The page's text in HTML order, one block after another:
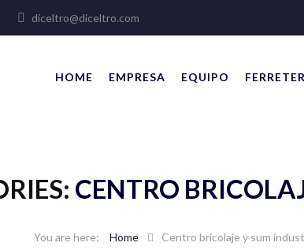
diceltro@diceltro.com
HOME EMPRESA EQUIPO
CENTRO
Home Centro bricolaje y sum